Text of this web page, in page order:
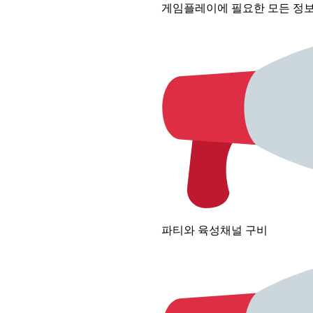
게임플레이에 필요한 모든 정
파티와 육성채널 구비